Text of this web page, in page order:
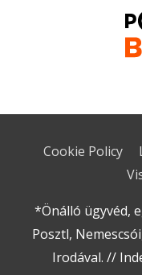
Cookie Policy
*Önálló ügyvéd,
Posztl,
Irodával. //